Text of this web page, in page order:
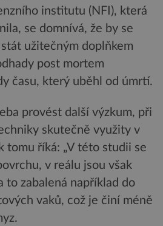
institutu (NFI), která
se domnívá, že by se
užitečným doplňkem
post mortem
času, který uběhl od úmrtí.
provést další výzkum, při
skutečně využity v
tomu říká: „V této studii se
v reálu jsou však
to zabalená například do
vaků, což je činí méně